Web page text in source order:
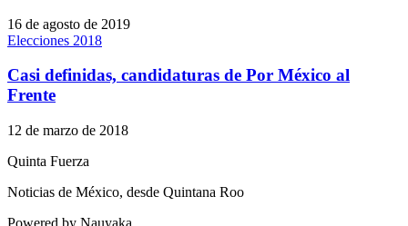
16 de agosto de 2019
Elecciones 2018
Casi definidas, candidaturas de Por México al
Frente
12 de marzo de 2018
Quinta Fuerza
Noticias de México, desde Quintana Roo